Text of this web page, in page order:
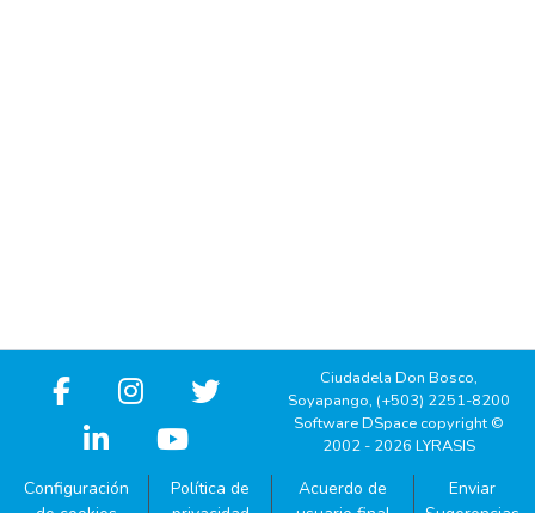
Ciudadela Don Bosco,
Soyapango, (+503) 2251-8200
Software DSpace copyright ©
2002 - 2026 LYRASIS
Configuración
Política de
Acuerdo de
Enviar